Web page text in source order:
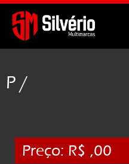
-->
P /
Preço: R$ ,00